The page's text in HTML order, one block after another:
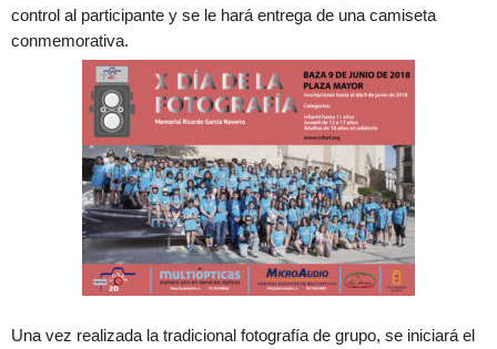
control al participante y se le hará entrega de una camiseta
conmemorativa.
Una vez realizada la tradicional fotografía de grupo, se iniciará el